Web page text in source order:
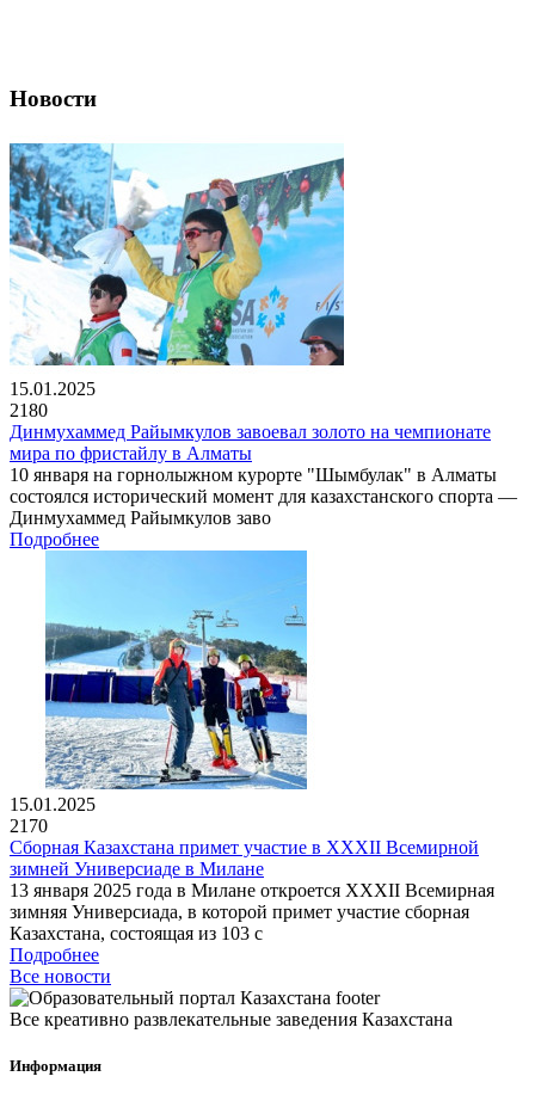
Новости
15.01.2025
2180
Динмухаммед Райымкулов завоевал золото на чемпионате
мира по фристайлу в Алматы
10 января на горнолыжном курорте "Шымбулак" в Алматы
состоялся исторический момент для казахстанского спорта —
Динмухаммед Райымкулов заво
Подробнее
15.01.2025
2170
Сборная Казахстана примет участие в XXXII Всемирной
зимней Универсиаде в Милане
13 января 2025 года в Милане откроется XXXII Всемирная
зимняя Универсиада, в которой примет участие сборная
Казахстана, состоящая из 103 с
Подробнее
Все новости
Все креативно развлекательные заведения Казахстана
Информация